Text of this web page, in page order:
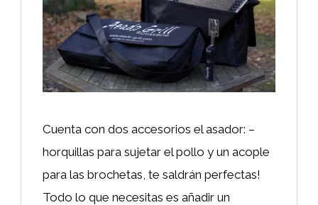
Cuenta con dos accesorios el asador: –
horquillas para sujetar el pollo y un acople
para las brochetas, te saldrán perfectas!
Todo lo que necesitas es añadir un